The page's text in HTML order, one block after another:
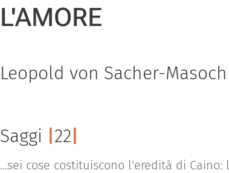
L'AMORE
Leopold von Sacher-Masoch
Saggi 22
...sei cose costituiscono l'eredità di